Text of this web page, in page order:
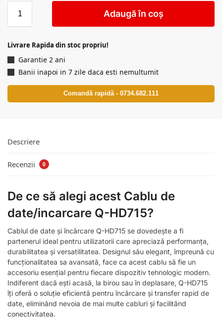
Adaugă în coș
Livrare Rapida din stoc propriu!
Garantie 2 ani
Banii inapoi in 7 zile daca esti nemultumit
Comandă rapidă - 0734.682.111
Descriere
Recenzii 0
De ce să alegi acest Cablu de
date/incarcare Q-HD715?
Cablul de date și încărcare Q-HD715 se dovedește a fi
partenerul ideal pentru utilizatorii care apreciază performanța,
durabilitatea și versatilitatea. Designul său elegant, împreună cu
funcționalitatea sa avansată, face ca acest cablu să fie un
accesoriu esențial pentru fiecare dispozitiv tehnologic modern.
Indiferent dacă ești acasă, la birou sau în deplasare, Q-HD715
îți oferă o soluție eficientă pentru încărcare și transfer rapid de
date, eliminând nevoia de mai multe cabluri și facilitând
conectivitatea.